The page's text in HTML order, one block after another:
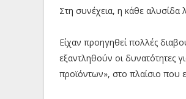
Στη συνέχεια, η κάθε αλυσίδα
Είχαν προηγηθεί πολλές
εξαντληθούν οι δυνατότητες
προϊόντων», στο πλαίσιο που